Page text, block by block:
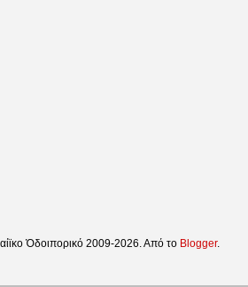
Ὁδοιπορικό 2009-2026. Από το Blogger.